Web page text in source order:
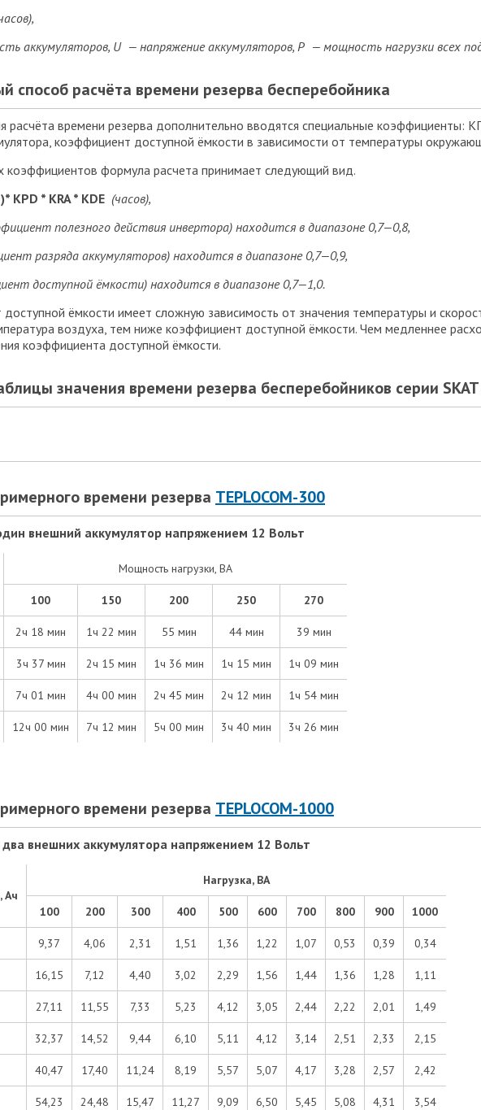
аккумуляторов, U — напряжениеаккумуляторов, Р — мощность нагрузки всех
способ расчёта времени резерва бесперебойника
расчёта времени резерва дополнительно вводятся специальные коэффициенты:
коэффициент доступной ёмкости в зависимости от температуры
коэффициентов формула расчета принимает следующий вид.
KPD * KRA* KDE (часов),
полезного действия инвертора) находится в диапазоне 0,7—0,8,
разряда аккумуляторов) находится в диапазоне 0,7—0,9,
доступной ёмкости) находится в диапазоне 0,7—1,0.
ёмкости имеет сложную зависимость от значения температуры и
воздуха, тем ниже коэффициент доступной ёмкости. Чем медленнее
коэффициента доступной ёмкости.
значения времени резерва бесперебойников серии SKAT
времени резерва TEPLOCOM-300
внешний аккумулятор напряжением 12 Вольт
Мощность нагрузки, ВА
100 150 200 250 270
2ч 18 мин 1ч 22 мин 55 мин 44 мин 39 мин
3ч 37 мин 2ч 15 мин 1ч 36 мин 1ч 15 мин 1ч 09 мин
7ч 01 мин 4ч 00 мин 2ч 45 мин 2ч 12 мин 1ч 54 мин
12ч 00 мин 7ч 12 мин 5ч 00 мин 3ч 40 мин 3ч 26 мин
времени резерва TEPLOCOM-1000
внешних аккумулятора напряжением 12 Вольт
Ач
Нагрузка, ВА
100 200 300 400 500 600 700 800 900 1000
9,37 4,06 2,31 1,51 1,36 1,22 1,07 0,53 0,39 0,34
16,15 7,12 4,40 3,02 2,29 1,56 1,44 1,36 1,28 1,11
27,11 11,55 7,33 5,23 4,12 3,05 2,44 2,22 2,01 1,49
32,37 14,52 9,44 6,10 5,11 4,12 3,14 2,51 2,33 2,15
40,47 17,40 11,24 8,19 5,57 5,07 4,17 3,28 2,57 2,42
54,23 24,48 15,47 11,27 9,09 6,50 5,45 5,08 4,31 3,54